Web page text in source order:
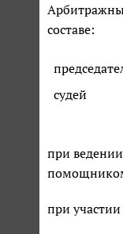
составе:
судей
при
при